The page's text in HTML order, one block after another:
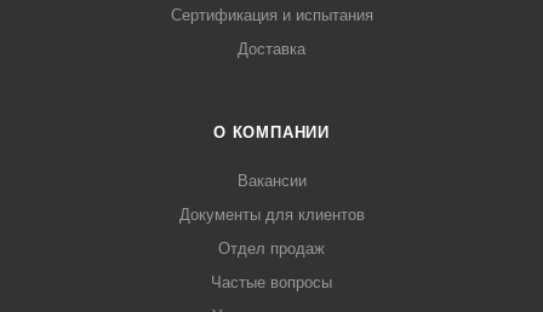
Сертификация и испытания
Доставка
О КОМПАНИИ
Вакансии
Документы для клиентов
Отдел продаж
Частые вопросы